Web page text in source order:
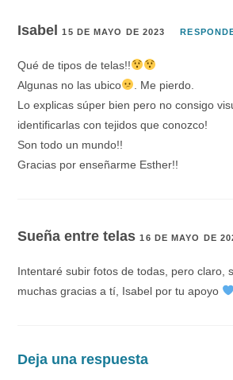
Isabel15 DE MAYO DE 2023
Qué de tipos de telas!!
Algunas no las ubico
. Me pierdo.
Lo explicas súper bien pero no consigo
identificarlas con tejidos que conozco!
Son todo un mundo!!
Gracias por enseñarme Esther!!
Sueña entre telas16 DE MAYO DE
Intentaré subir fotos de todas, pero claro,
muchas gracias a tí, Isabel por tu apoyo
Deja una respuesta